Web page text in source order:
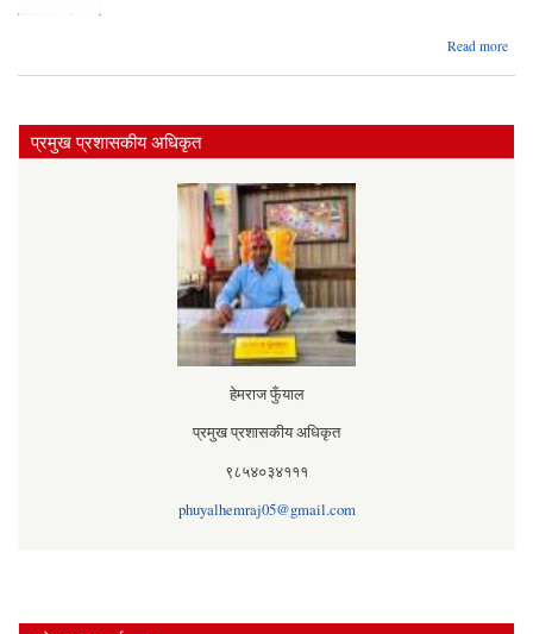
Read more
प्रमुख प्रशासकीय अधिकृत
हेमराज फुँयाल
प्रमुख प्रशासकीय अधिकृत
९८५४०३४१११
phuyalhemraj05@gmail.com